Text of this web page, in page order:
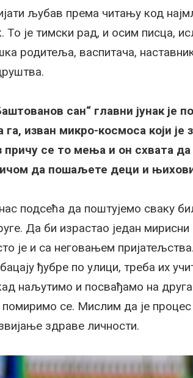
љубав према читању код
То је тимски рад, и осим писца,
родитеља, васпитача,
сан“ главни јунак је
га, изван микро-космоса који
се то мења и он схвата да
да пошаљете деци и
нас подсећа да поштујемо сваку
Да би израстао један
је и са неговањем
ђубре по улици, треба их
наљутимо и посвађамо на
се. Мислим да је
здраве личности.